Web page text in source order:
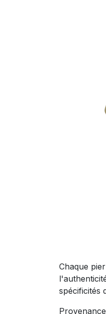
Chaque
spécificités